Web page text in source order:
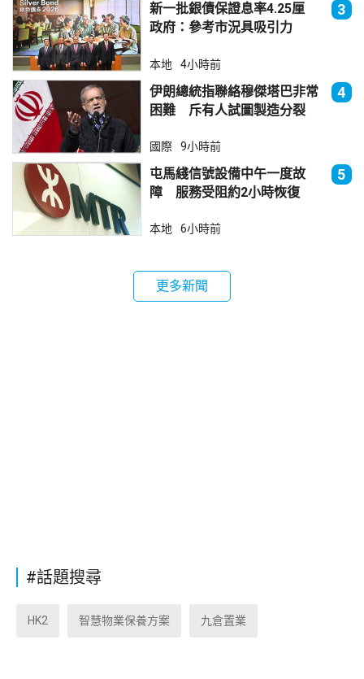
新一批銀債保證息率4.25厘
政府：參考市況具吸引力
3
本地 4小時前
伊朗總統指聯絡穆傑塔巴非常
困難 斥有人試圖製造分裂
4
國際 9小時前
屯馬綫信號設備中午一度故
障 服務受阻約2小時恢復
5
本地 6小時前
更多新聞
#話題搜尋
HK2 智慧物業保養方案 九倉置業